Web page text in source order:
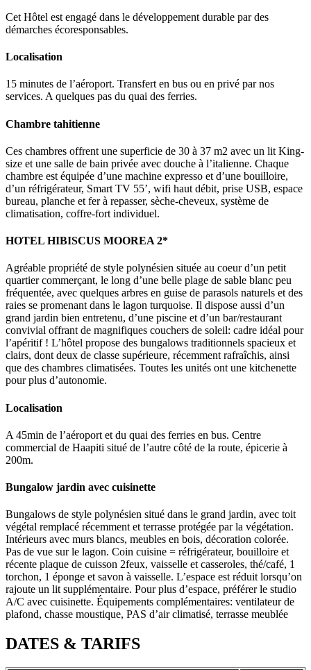
Cet Hôtel est engagé dans le développement durable par des
démarches écoresponsables.
Localisation
15 minutes de l’aéroport. Transfert en bus ou en privé par nos
services. A quelques pas du quai des ferries.
Chambre tahitienne
Ces chambres offrent une superficie de 30 à 37 m2 avec un lit King-
size et une salle de bain privée avec douche à l’italienne. Chaque
chambre est équipée d’une machine expresso et d’une bouilloire,
d’un réfrigérateur, Smart TV 55’, wifi haut débit, prise USB, espace
bureau, planche et fer à repasser, sèche-cheveux, système de
climatisation, coffre-fort individuel.
HOTEL HIBISCUS MOOREA 2*
Agréable propriété de style polynésien située au coeur d’un petit
quartier commerçant, le long d’une belle plage de sable blanc peu
fréquentée, avec quelques arbres en guise de parasols naturels et des
raies se promenant dans le lagon turquoise. Il dispose aussi d’un
grand jardin bien entretenu, d’une piscine et d’un bar/restaurant
convivial offrant de magnifiques couchers de soleil: cadre idéal pour
l’apéritif ! L’hôtel propose des bungalows traditionnels spacieux et
clairs, dont deux de classe supérieure, récemment rafraîchis, ainsi
que des chambres climatisées. Toutes les unités ont une kitchenette
pour plus d’autonomie.
Localisation
A 45min de l’aéroport et du quai des ferries en bus. Centre
commercial de Haapiti situé de l’autre côté de la route, épicerie à
200m.
Bungalow jardin avec cuisinette
Bungalows de style polynésien situé dans le grand jardin, avec toit
végétal remplacé récemment et terrasse protégée par la végétation.
Intérieurs avec murs blancs, meubles en bois, décoration colorée.
Pas de vue sur le lagon. Coin cuisine = réfrigérateur, bouilloire et
récente plaque de cuisson 2feux, vaisselle et casseroles, thé/café, 1
torchon, 1 éponge et savon à vaisselle. L’espace est réduit lorsqu’on
rajoute un lit supplémentaire. Pour plus d’espace, préférer le studio
A/C avec cuisinette. Équipements complémentaires: ventilateur de
plafond, chasse moustique, PAS d’air climatisé, terrasse meublée
DATES & TARIFS